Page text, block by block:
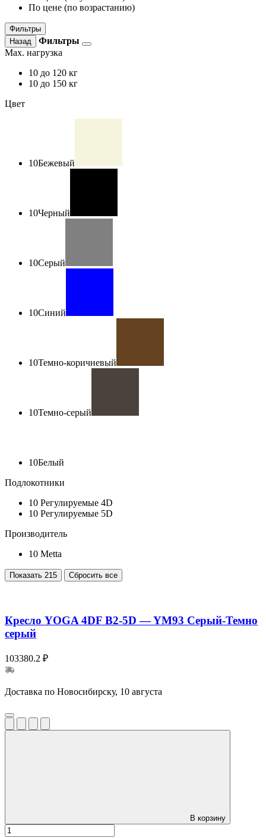
По цене (по возрастанию)
Фильтры
Назад
Фильтры
Max. нагрузка
10 до 120 кг
10 до 150 кг
Цвет
10Бежевый
10Черный
10Серый
10Синий
10Темно-коричневый
10Темно-серый
10Белый
Подлокотники
10 Регулируемые 4D
10 Регулируемые 5D
Производитель
10 Metta
Показать 215 Сбросить все
Кресло YOGA 4DF B2-5D — YM93 Серый-Темно
серый
103380.2 ₽
Доставка по Новосибирску, 10 августа
В корзину